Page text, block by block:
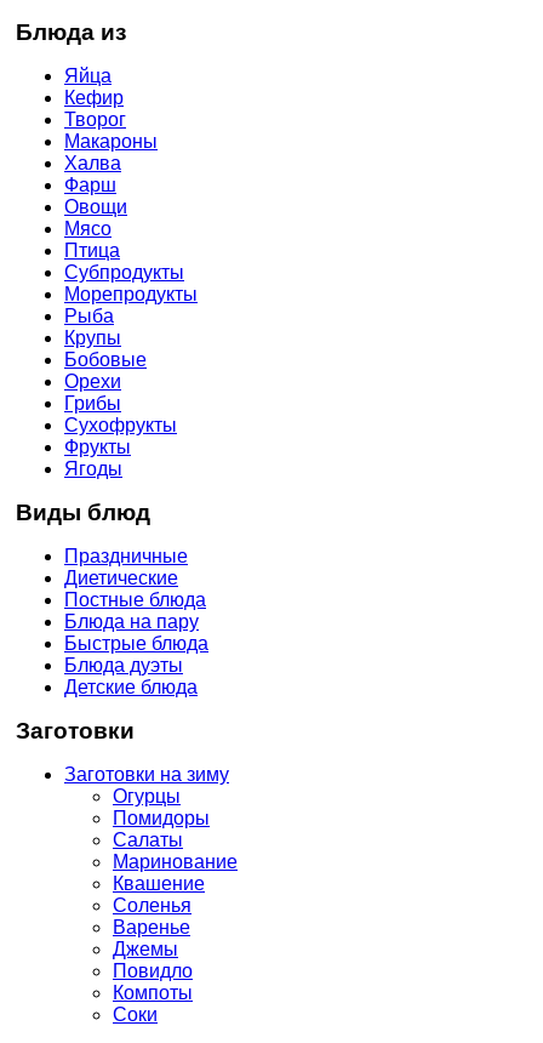
Блюда из
Яйца
Кефир
Творог
Макароны
Халва
Фарш
Овощи
Мясо
Птица
Субпродукты
Морепродукты
Рыба
Крупы
Бобовые
Орехи
Грибы
Сухофрукты
Фрукты
Ягоды
Виды блюд
Праздничные
Диетические
Постные блюда
Блюда на пару
Быстрые блюда
Блюда дуэты
Детские блюда
Заготовки
Заготовки на зиму
Огурцы
Помидоры
Салаты
Маринование
Квашение
Соленья
Варенье
Джемы
Повидло
Компоты
Соки